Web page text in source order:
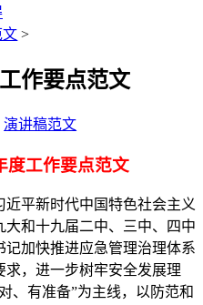
文 >
作要点范文
演讲稿范文
度工作要点范文
平新时代中国特色社会主义
和十九届二中、三中、四中
加快推进应急管理治理体系
，进一步树牢安全发展理
、有准备”为主线，以防范和